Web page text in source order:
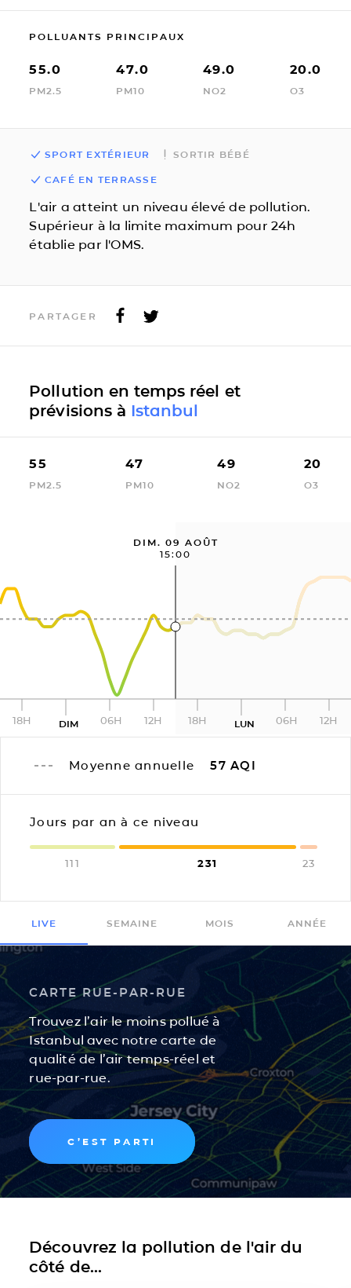
POLLUANTS PRINCIPAUX
55.0
PM2.5
47.0
PM10
49.0
NO2
20.0
O3
SPORT EXTÉRIEUR SORTIR BÉBÉ
CAFÉ EN TERRASSE
L'air a atteint un niveau élevé de pollution.
Supérieur à la limite maximum pour 24h
établie par l'OMS.
PARTAGER
Pollution en temps réel et
prévisions à Istanbul
55
PM2.5
47
PM10
49
NO2
20
O3
DIM. 09 AOÛT
15:00
18H DIM 06H 12H 18H LUN 06H 12H
Moyenne annuelle 57 AQI
Jours par an à ce niveau
111 231 23
LIVE SEMAINE MOIS ANNÉE
CARTE RUE-PAR-RUE
Trouvez l’air le moins pollué à
Istanbul avec notre carte de
qualité de l’air temps-réel et
rue-par-rue.
C’EST PARTI
Découvrez la pollution de l'air du
côté de...